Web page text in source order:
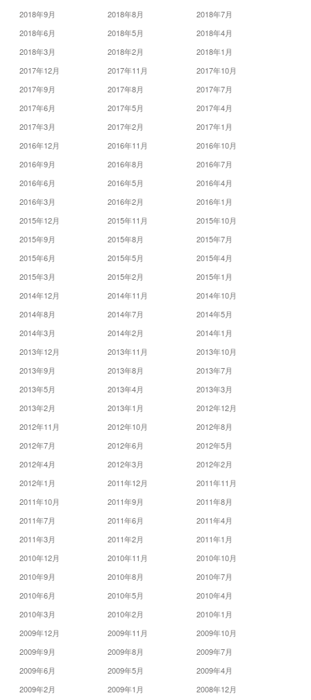
2018年9月
2018年8月
2018年7月
2018年6月
2018年5月
2018年4月
2018年3月
2018年2月
2018年1月
2017年12月
2017年11月
2017年10月
2017年9月
2017年8月
2017年7月
2017年6月
2017年5月
2017年4月
2017年3月
2017年2月
2017年1月
2016年12月
2016年11月
2016年10月
2016年9月
2016年8月
2016年7月
2016年6月
2016年5月
2016年4月
2016年3月
2016年2月
2016年1月
2015年12月
2015年11月
2015年10月
2015年9月
2015年8月
2015年7月
2015年6月
2015年5月
2015年4月
2015年3月
2015年2月
2015年1月
2014年12月
2014年11月
2014年10月
2014年8月
2014年7月
2014年5月
2014年3月
2014年2月
2014年1月
2013年12月
2013年11月
2013年10月
2013年9月
2013年8月
2013年7月
2013年5月
2013年4月
2013年3月
2013年2月
2013年1月
2012年12月
2012年11月
2012年10月
2012年8月
2012年7月
2012年6月
2012年5月
2012年4月
2012年3月
2012年2月
2012年1月
2011年12月
2011年11月
2011年10月
2011年9月
2011年8月
2011年7月
2011年6月
2011年4月
2011年3月
2011年2月
2011年1月
2010年12月
2010年11月
2010年10月
2010年9月
2010年8月
2010年7月
2010年6月
2010年5月
2010年4月
2010年3月
2010年2月
2010年1月
2009年12月
2009年11月
2009年10月
2009年9月
2009年8月
2009年7月
2009年6月
2009年5月
2009年4月
2009年2月
2009年1月 2008年12月